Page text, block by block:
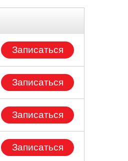
Записаться
Записаться
Записаться
Записаться